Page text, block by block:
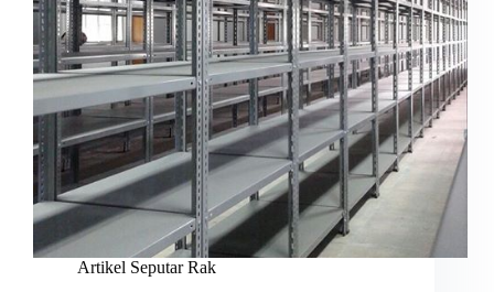
Artikel Seputar Rak